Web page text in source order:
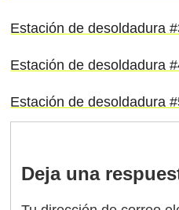
Estación de desoldadura
Estación de desoldadura
Estación de desoldadura
Deja una